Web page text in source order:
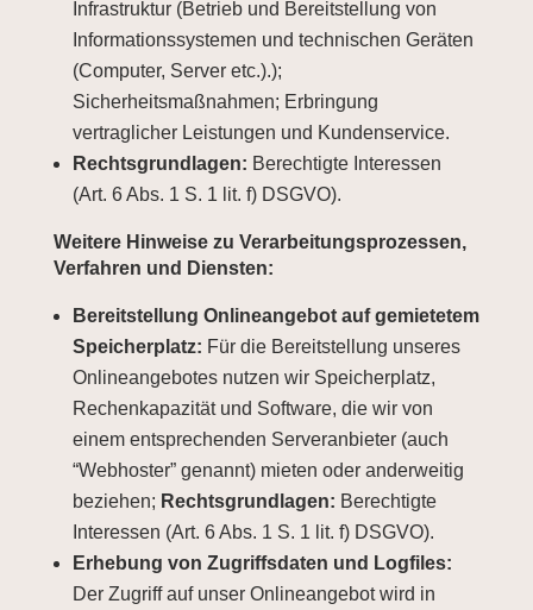
Infrastruktur (Betrieb und Bereitstellung von
Informationssystemen und technischen Geräten
(Computer, Server etc.).);
Sicherheitsmaßnahmen; Erbringung
vertraglicher Leistungen und Kundenservice.
Rechtsgrundlagen: Berechtigte Interessen
(Art. 6 Abs. 1 S. 1 lit. f) DSGVO).
Weitere Hinweise zu Verarbeitungsprozessen,
Verfahren und Diensten:
Bereitstellung Onlineangebot auf gemietetem
Speicherplatz: Für die Bereitstellung unseres
Onlineangebotes nutzen wir Speicherplatz,
Rechenkapazität und Software, die wir von
einem entsprechenden Serveranbieter (auch
“Webhoster” genannt) mieten oder anderweitig
beziehen; Rechtsgrundlagen: Berechtigte
Interessen (Art. 6 Abs. 1 S. 1 lit. f) DSGVO).
Erhebung von Zugriffsdaten und Logfiles:
Der Zugriff auf unser Onlineangebot wird in